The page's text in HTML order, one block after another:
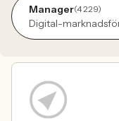
Manager(4 229)
Digital-